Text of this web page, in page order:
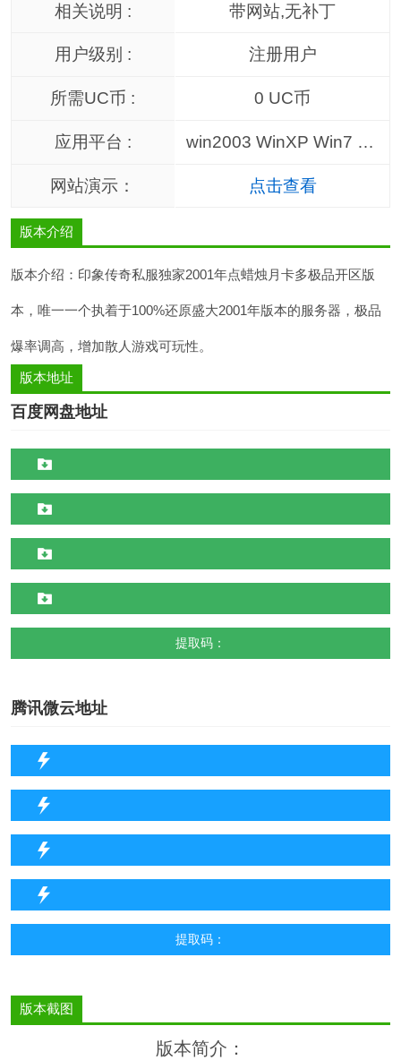
相关说明 : 带网站,无补丁
用户级别 : 注册用户
所需UC币 : 0 UC币
应用平台 : win2003 WinXP Win7 无限制,win2003以上通用
网站演示： 点击查看
版本介绍
版本介绍：印象传奇私服独家2001年点蜡烛月卡多极品开区版
本，唯一一个执着于100%还原盛大2001年版本的服务器，极品
爆率调高，增加散人游戏可玩性。
版本地址
百度网盘地址
提取码：
腾讯微云地址
提取码：
版本截图
版本简介：